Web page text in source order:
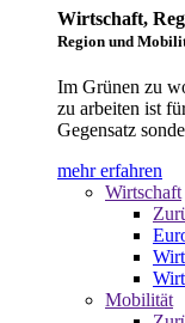
Wirtschaft,
Region und
Im Grünen zu
zu arbeiten ist
Gegensatz
mehr erfahren
Wirtschaft
Mobilität